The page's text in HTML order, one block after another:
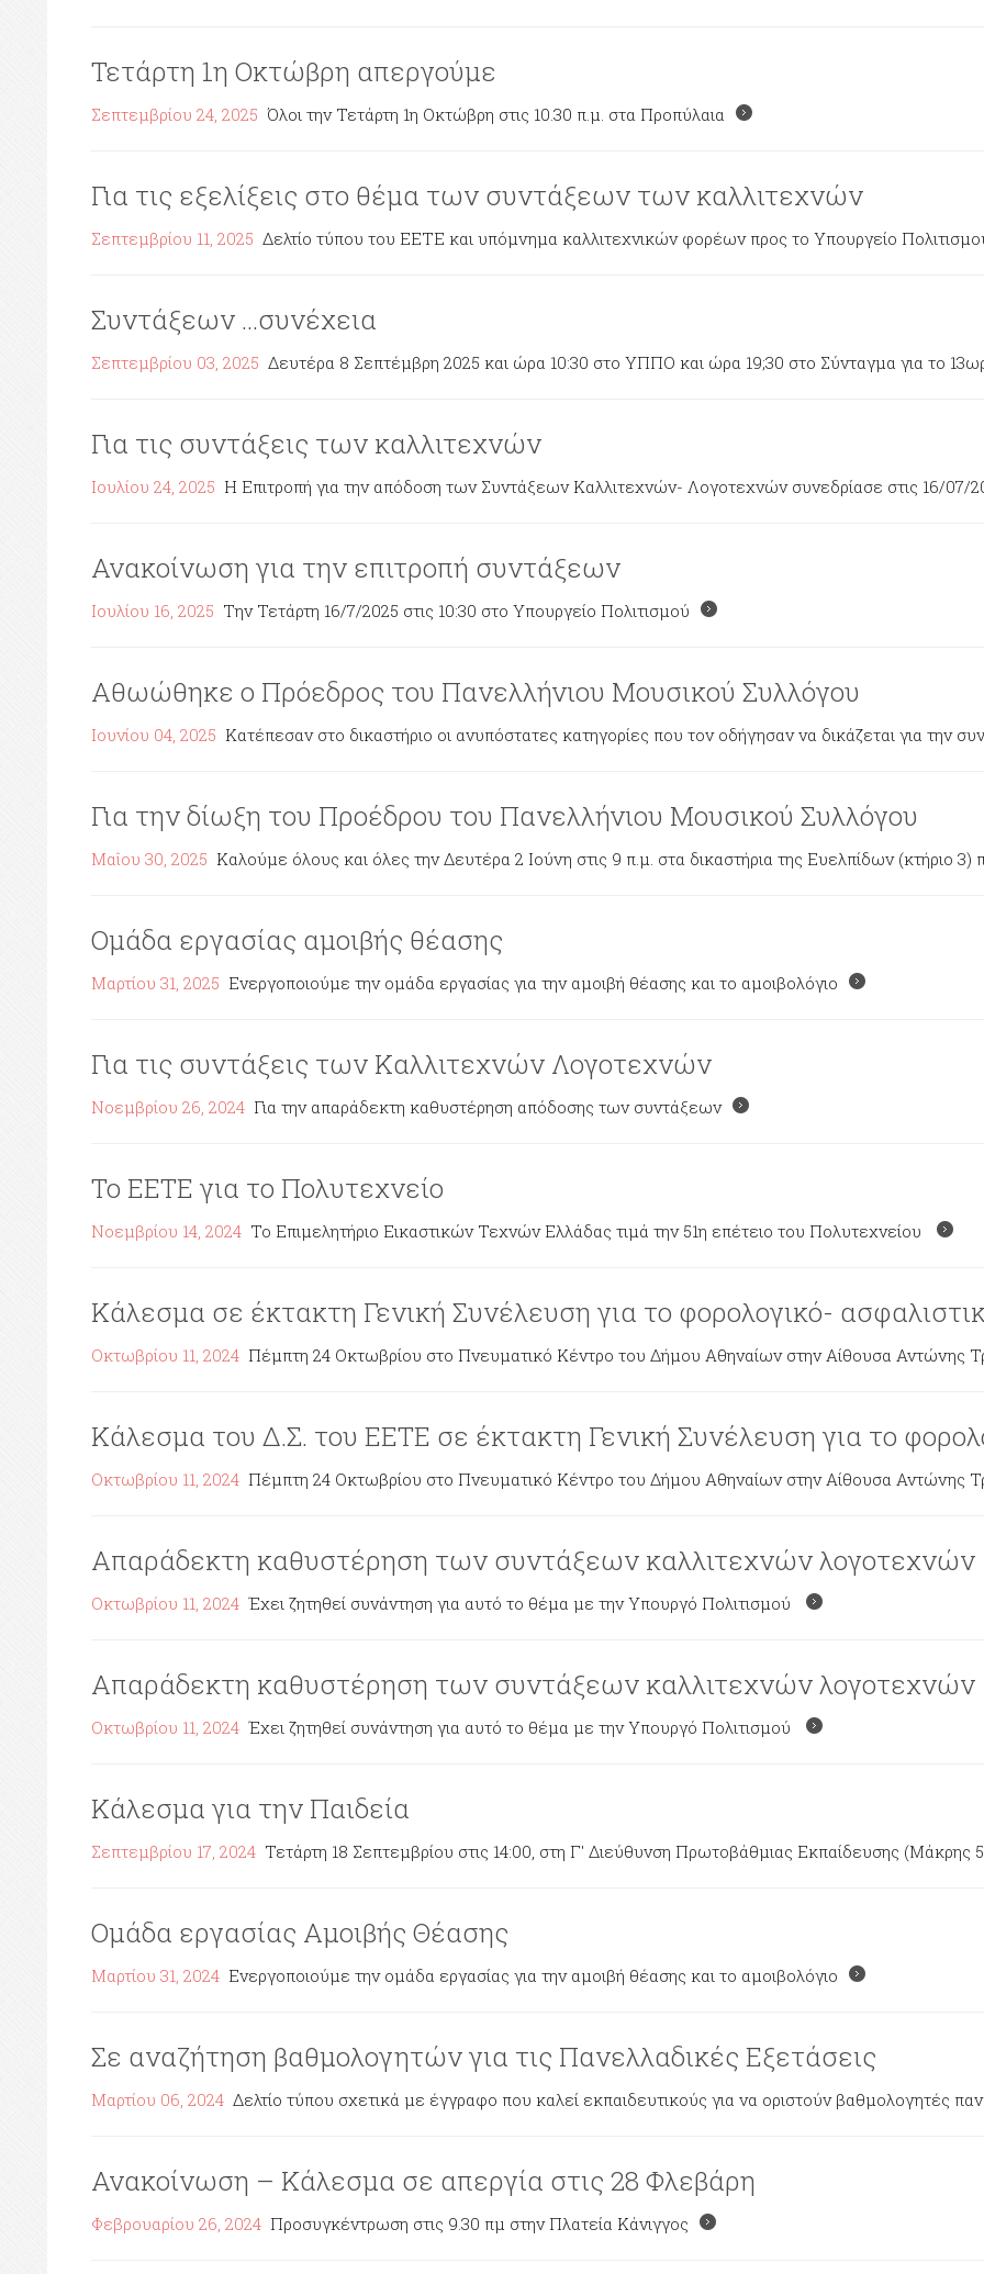
Τετάρτη 1η Οκτώβρη απεργούμε
Σεπτεμβρίου 24, 2025 Όλοι την Τετάρτη 1η Οκτώβρη στις 10.30 π.μ. στα Προπύλαια
Για τις εξελίξεις στο θέμα των συντάξεων των καλλιτεχνών
Σεπτεμβρίου 11, 2025 Δελτίο τύπου του ΕΕΤΕ και υπόμνημα καλλιτεχνικών φορέων προς το Υπουργείο
Συντάξεων ...συνέχεια
Σεπτεμβρίου 03, 2025 Δευτέρα 8 Σεπτέμβρη 2025 και ώρα 10:30 στο ΥΠΠΟ και ώρα 19;30 στο Σύνταγμα για το
Για τις συντάξεις των καλλιτεχνών
Ιουλίου 24, 2025 Η Επιτροπή για την απόδοση των Συντάξεων Καλλιτεχνών- Λογοτεχνών συνεδρίασε στις 16/07/
Ανακοίνωση για την επιτροπή συντάξεων
Ιουλίου 16, 2025 Την Τετάρτη 16/7/2025 στις 10:30 στο Υπουργείο Πολιτισμού
Αθωώθηκε ο Πρόεδρος του Πανελλήνιου Μουσικού Συλλόγου
Ιουνίου 04, 2025 Κατέπεσαν στο δικαστήριο οι ανυπόστατες κατηγορίες που τον οδήγησαν να δικάζεται για την
Για την δίωξη του Προέδρου του Πανελλήνιου Μουσικού Συλλόγου
Μαΐου 30, 2025 Καλούμε όλους και όλες την Δευτέρα 2 Ιούνη στις 9 π.μ. στα δικαστήρια της Ευελπίδων (κτήριο
Ομάδα εργασίας αμοιβής θέασης
Μαρτίου 31, 2025 Ενεργοποιούμε την ομάδα εργασίας για την αμοιβή θέασης και το αμοιβολόγιο
Για τις συντάξεις των Καλλιτεχνών Λογοτεχνών
Νοεμβρίου 26, 2024 Για την απαράδεκτη καθυστέρηση απόδοσης των συντάξεων
Το ΕΕΤΕ για το Πολυτεχνείο
Νοεμβρίου 14, 2024 Το Επιμελητήριο Εικαστικών Τεχνών Ελλάδας τιμά την 51η επέτειο του Πολυτεχνείου
Κάλεσμα σε έκτακτη Γενική Συνέλευση για το φορολογικό-
Οκτωβρίου 11, 2024 Πέμπτη 24 Οκτωβρίου στο Πνευματικό Κέντρο του Δήμου Αθηναίων στην Αίθουσα Αντώνης
Κάλεσμα του Δ.Σ. του ΕΕΤΕ σε έκτακτη Γενική Συνέλευση για το
Οκτωβρίου 11, 2024 Πέμπτη 24 Οκτωβρίου στο Πνευματικό Κέντρο του Δήμου Αθηναίων στην Αίθουσα Αντώνης
Απαράδεκτη καθυστέρηση των συντάξεων καλλιτεχνών λογοτεχνών
Οκτωβρίου 11, 2024 Έχει ζητηθεί συνάντηση για αυτό το θέμα με την Υπουργό Πολιτισμού
Απαράδεκτη καθυστέρηση των συντάξεων καλλιτεχνών λογοτεχνών
Οκτωβρίου 11, 2024 Έχει ζητηθεί συνάντηση για αυτό το θέμα με την Υπουργό Πολιτισμού
Κάλεσμα για την Παιδεία
Σεπτεμβρίου 17, 2024 Τετάρτη 18 Σεπτεμβρίου στις 14:00, στη Γ' Διεύθυνση Πρωτοβάθμιας Εκπαίδευσης (Μάκρης
Ομάδα εργασίας Αμοιβής Θέασης
Μαρτίου 31, 2024 Ενεργοποιούμε την ομάδα εργασίας για την αμοιβή θέασης και το αμοιβολόγιο
Σε αναζήτηση βαθμολογητών για τις Πανελλαδικές Εξετάσεις
Μαρτίου 06, 2024 Δελτίο τύπου σχετικά με έγγραφο που καλεί εκπαιδευτικούς για να οριστούν βαθμολογητές
Ανακοίνωση – Κάλεσμα σε απεργία στις 28 Φλεβάρη
Φεβρουαρίου 26, 2024 Προσυγκέντρωση στις 9.30 πμ στην Πλατεία Κάνιγγος